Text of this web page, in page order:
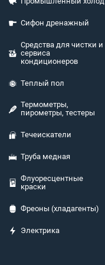
Сифон дренажный
Средства для чистки и
сервиса
кондиционеров
Теплый пол
Термометры,
пирометры, тестеры
Течеискатели
Труба медная
Флуоресцентные
краски
Фреоны (хладагенты)
Электрика